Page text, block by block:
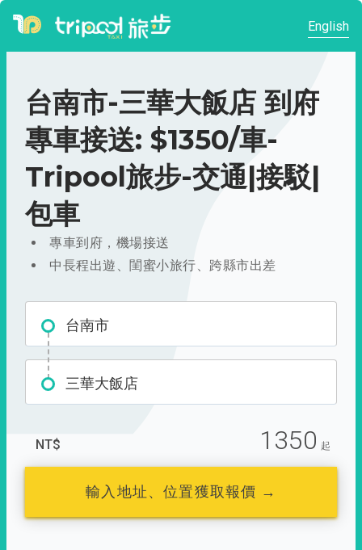
English
台南市-三華大飯店 到府
專車接送: $1350/車-
Tripool旅步-交通|接駁|
包車
專車到府，機場接送
中長程出遊、閨蜜小旅行、跨縣市出差
台南市
三華大飯店
NT$ 1350 起
輸入地址、位置獲取報價 →